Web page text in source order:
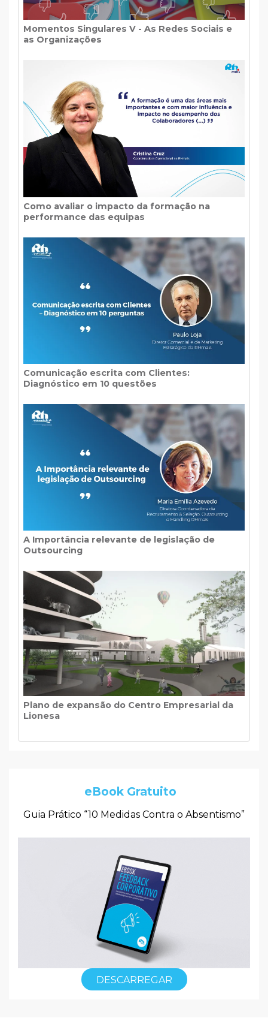
Momentos Singulares V - As Redes Sociais e
as Organizações
Como avaliar o impacto da formação na
performance das equipas
Comunicação escrita com Clientes:
Diagnóstico em 10 questões
A Importância relevante de legislação de
Outsourcing
Plano de expansão do Centro Empresarial da
Lionesa
eBook Gratuito
Guia Prático “10 Medidas Contra o Absentismo”
DESCARREGAR